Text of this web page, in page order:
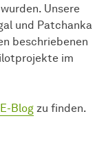
Unsere
und Patchanka
beschriebenen
im
Blog zu finden.